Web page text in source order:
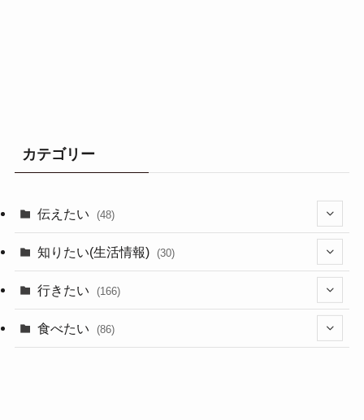
カテゴリー
伝えたい (48)
(44)
(1)
知りたい(生活情報) (30)
(10)
(11)
行きたい (166)
(18)
食べたい (86)